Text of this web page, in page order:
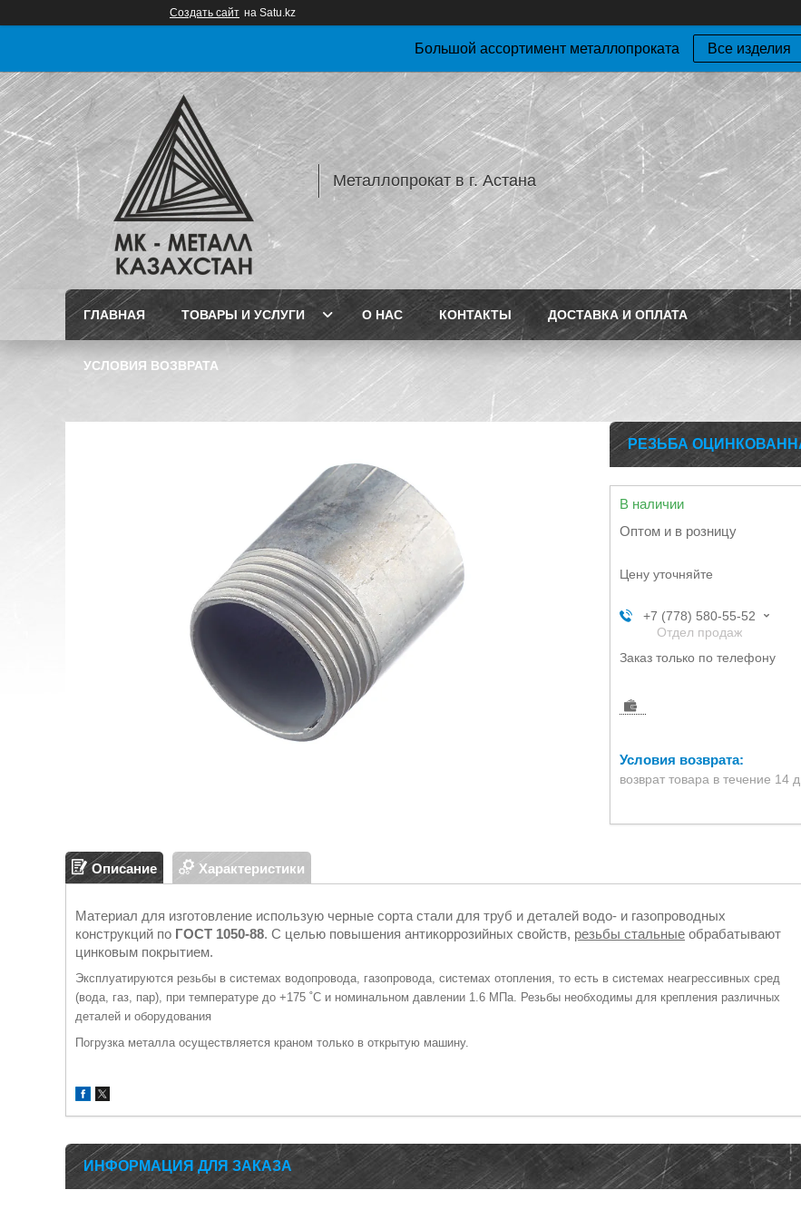
Создать сайт на Satu.kz
Большой ассортимент металлопроката Все изделия
Металлопрокат в г. Астана
ГЛАВНАЯ ТОВАРЫ И УСЛУГИ О НАС КОНТАКТЫ ДОСТАВКА И ОПЛАТА
УСЛОВИЯ ВОЗВРАТА
РЕЗЬБА
В наличии
Оптом и в розницу
Цену уточняйте
+7 (778) 580-55-52
Отдел продаж
Заказ только по телефону
возврат товара в течение 14
Описание Характеристики
Материал для изготовление использую черные сорта стали для труб и деталей водо- и газопроводных
конструкций по ГОСТ 1050-88. С целью повышения антикоррозийных свойств, резьбы стальные обрабатывают
цинковым покрытием.
Эксплуатируются резьбы в системах водопровода, газопровода, системах отопления, то есть в системах неагрессивных сред
(вода, газ, пар), при температуре до +175 ˚С и номинальном давлении 1.6 МПа. Резьбы необходимы для крепления различных
деталей и оборудования
Погрузка металла осуществляется краном только в открытую машину.
ИНФОРМАЦИЯ ДЛЯ ЗАКАЗА